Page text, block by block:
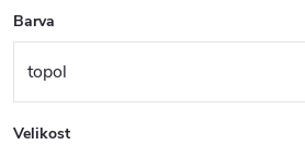
Barva
Velikost